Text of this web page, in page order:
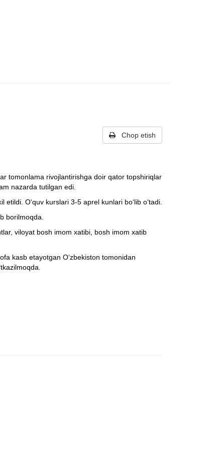
Chop etish
tomonlama rivojlantirishga doir qator topshiriqlar
nazarda tutilgan edi.
O‘quv kurslari 3-5 aprel kunlari bo‘lib o‘tadi.
borilmoqda.
viloyat bosh imom xatibi, bosh imom xatib
kasb etayotgan O‘zbekiston tomonidan